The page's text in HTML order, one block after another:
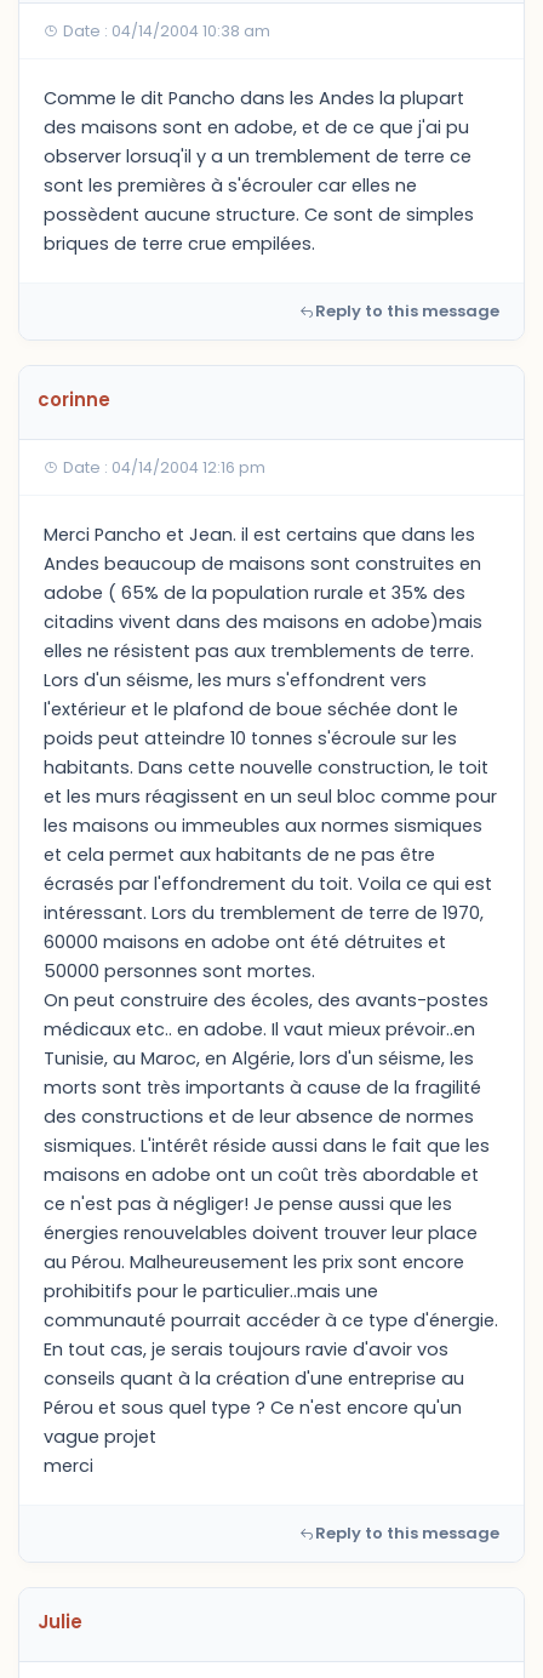
Date : 04/14/2004 10:38 am
Comme le dit Pancho dans les Andes la plupart
des maisons sont en adobe, et de ce que j'ai pu
observer lorsuq'il y a un tremblement de terre ce
sont les premières à s'écrouler car elles ne
possèdent aucune structure. Ce sont de simples
briques de terre crue empilées.
Reply to this message
corinne
Date : 04/14/2004 12:16 pm
Merci Pancho et Jean. il est certains que dans les
Andes beaucoup de maisons sont construites en
adobe ( 65% de la population rurale et 35% des
citadins vivent dans des maisons en adobe)mais
elles ne résistent pas aux tremblements de terre.
Lors d'un séisme, les murs s'effondrent vers
l'extérieur et le plafond de boue séchée dont le
poids peut atteindre 10 tonnes s'écroule sur les
habitants. Dans cette nouvelle construction, le toit
et les murs réagissent en un seul bloc comme pour
les maisons ou immeubles aux normes sismiques
et cela permet aux habitants de ne pas être
écrasés par l'effondrement du toit. Voila ce qui est
intéressant. Lors du tremblement de terre de 1970,
60000 maisons en adobe ont été détruites et
50000 personnes sont mortes.
On peut construire des écoles, des avants-postes
médicaux etc.. en adobe. Il vaut mieux prévoir..en
Tunisie, au Maroc, en Algérie, lors d'un séisme, les
morts sont très importants à cause de la fragilité
des constructions et de leur absence de normes
sismiques. L'intérêt réside aussi dans le fait que les
maisons en adobe ont un coût très abordable et
ce n'est pas à négliger! Je pense aussi que les
énergies renouvelables doivent trouver leur place
au Pérou. Malheureusement les prix sont encore
prohibitifs pour le particulier..mais une
communauté pourrait accéder à ce type d'énergie.
En tout cas, je serais toujours ravie d'avoir vos
conseils quant à la création d'une entreprise au
Pérou et sous quel type ? Ce n'est encore qu'un
vague projet
merci
Reply to this message
Julie